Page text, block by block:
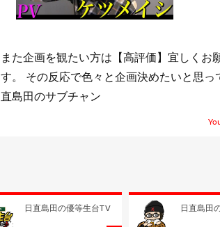
少しでもまた観たいと思って頂けて《チャ
して頂けたら喜びますm(_ _)m 目標は新台
る事！！
日直島田の優等生台TV 日直島田